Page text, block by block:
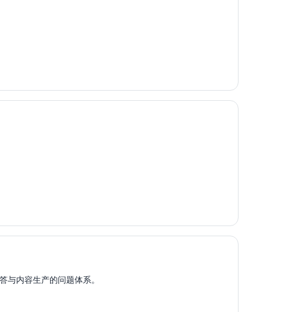
与内容生产的问题体系。